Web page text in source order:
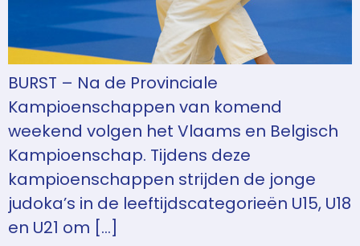
BURST – Na de Provinciale
Kampioenschappen van komend
weekend volgen het Vlaams en Belgisch
Kampioenschap. Tijdens deze
kampioenschappen strijden de jonge
judoka’s in de leeftijdscategorieën U15, U18
en U21 om […]